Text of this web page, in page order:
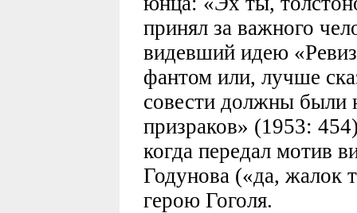
принял за важного
видевший идею
фантом или, лучше
совести должны были
призраков» (1953:
когда передал мотив
Годунова («да, жалок
герою Гоголя.